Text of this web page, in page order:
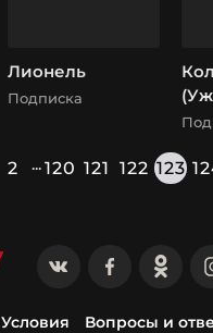
Лионель
Подписка
2 ...120 121 122 123
Условия Вопросы и